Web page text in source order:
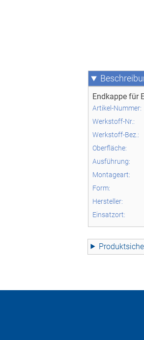
Endkappe für
Artikel-Nummer:
Werkstoff-Nr.:
Werkstoff-Bez.:
Oberfläche:
Ausführung:
Montageart:
Form:
Hersteller:
Einsatzort: